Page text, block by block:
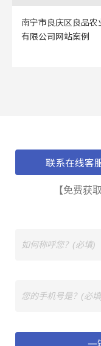
南宁市良庆区良品农
有限公司网站案例
联系在线客
【免费获